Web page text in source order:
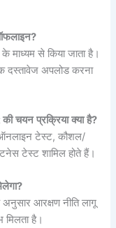
?
माध्यम से किया जाता है।
दस्तावेज अपलोड करना
की चयन प्रक्रिया क्या है?
ऑनलाइन टेस्ट, कौशल/
टेस्ट शामिल होते हैं।
?
अनुसार आरक्षण नीति लागू
मिलता है।